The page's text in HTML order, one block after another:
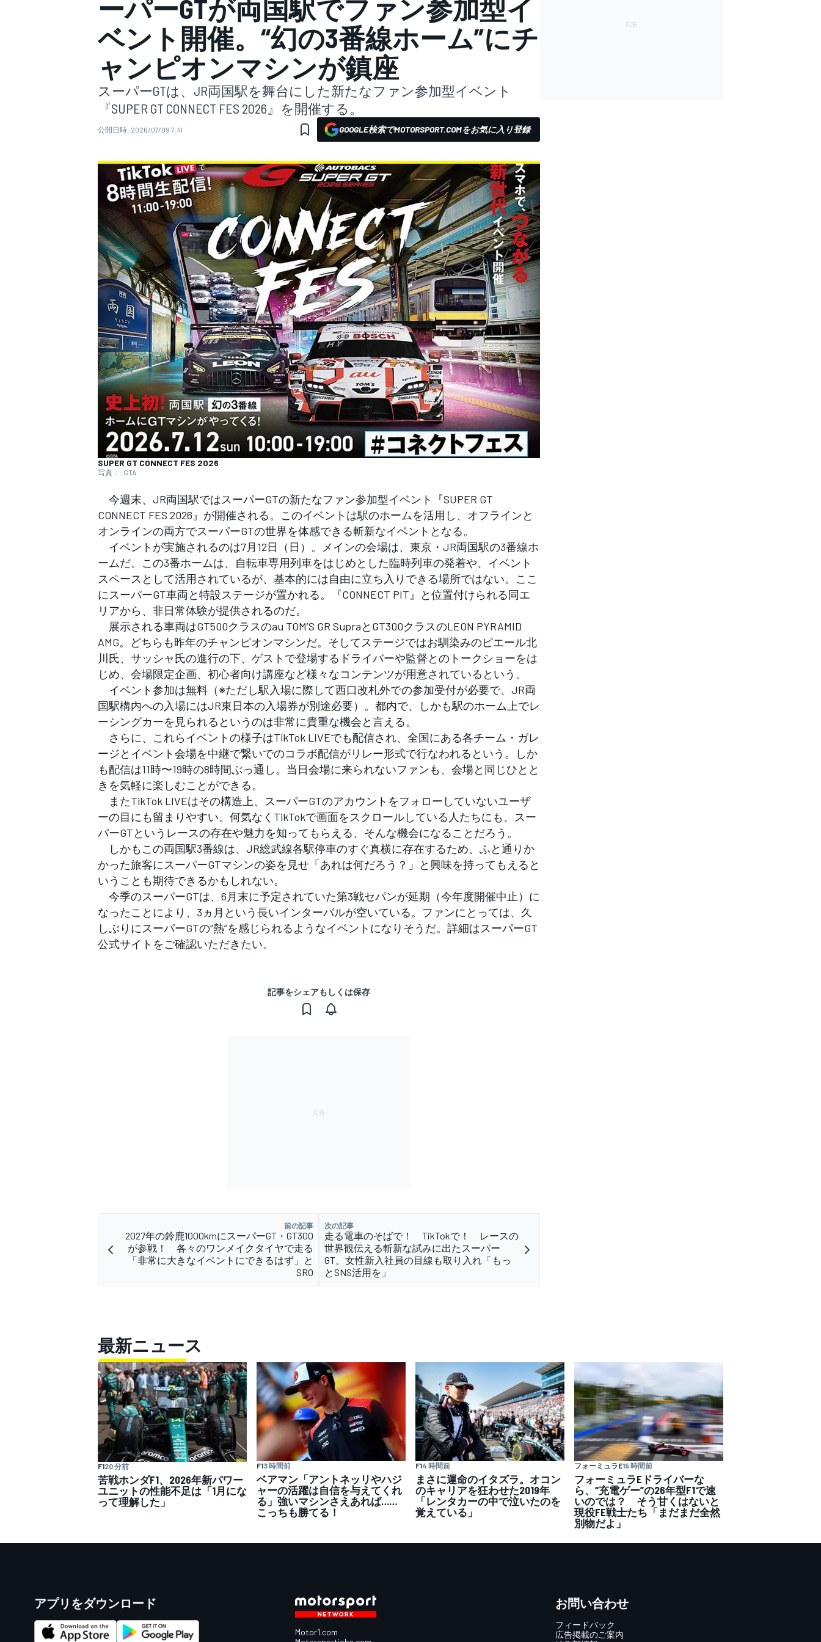
スーパーフォーミュラ
スーパーGT
WEC
フォーミュラE
ーパーGTが両国駅でファン参加型イ
ベント開催。“幻の3番線ホーム”にチ
ャンピオンマシンが鎮座
スーパーGTは、JR両国駅を舞台にした新たなファン参加型イベント
『SUPER GT CONNECT FES 2026』を開催する。
公開日時: 2026/07/09 7:41 GOOGLE検索でMOTORSPORT.COMをお気に入り登録
SUPER GT CONNECT FES 2026
写真：: GTA
今週末、JR両国駅ではスーパーGTの新たなファン参加型イベント『SUPER GT
CONNECT FES 2026』が開催される。このイベントは駅のホームを活用し、オフラインと
オンラインの両方でスーパーGTの世界を体感できる斬新なイベントとなる。
イベントが実施されるのは7月12日（日）。メインの会場は、東京・JR両国駅の3番線ホ
ームだ。この3番ホームは、自転車専用列車をはじめとした臨時列車の発着や、イベント
スペースとして活用されているが、基本的には自由に立ち入りできる場所ではない。ここ
にスーパーGT車両と特設ステージが置かれる。『CONNECT PIT』と位置付けられる同エ
リアから、非日常体験が提供されるのだ。
展示される車両はGT500クラスのau TOM’S GR SupraとGT300クラスのLEON PYRAMID
AMG。どちらも昨年のチャンピオンマシンだ。そしてステージではお馴染みのピエール北
川氏、サッシャ氏の進行の下、ゲストで登場するドライバーや監督とのトークショーをは
じめ、会場限定企画、初心者向け講座など様々なコンテンツが用意されているという。
イベント参加は無料（※ただし駅入場に際して西口改札外での参加受付が必要で、JR両
国駅構内への入場にはJR東日本の入場券が別途必要）。都内で、しかも駅のホーム上でレ
ーシングカーを見られるというのは非常に貴重な機会と言える。
さらに、これらイベントの様子はTikTok LIVEでも配信され、全国にある各チーム・ガレ
ージとイベント会場を中継で繋いでのコラボ配信がリレー形式で行なわれるという。しか
も配信は11時〜19時の8時間ぶっ通し。当日会場に来られないファンも、会場と同じひとと
きを気軽に楽しむことができる。
またTikTok LIVEはその構造上、スーパーGTのアカウントをフォローしていないユーザ
ーの目にも留まりやすい。何気なくTikTokで画面をスクロールしている人たちにも、スー
パーGTというレースの存在や魅力を知ってもらえる、そんな機会になることだろう。
しかもこの両国駅3番線は、JR総武線各駅停車のすぐ真横に存在するため、ふと通りか
かった旅客にスーパーGTマシンの姿を見せ「あれは何だろう？」と興味を持ってもえると
いうことも期待できるかもしれない。
今季のスーパーGTは、6月末に予定されていた第3戦セパンが延期（今年度開催中止）に
なったことにより、3ヵ月という長いインターバルが空いている。ファンにとっては、久
しぶりにスーパーGTの“熱”を感じられるようなイベントになりそうだ。詳細はスーパーGT
公式サイト をご確認いただきたい。
記事をシェアもしくは保存
前の記事
2027年の鈴鹿1000kmにスーパーGT・GT300
が参戦！ 各々のワンメイクタイヤで走る
「非常に大きなイベントにできるはず」と
SRO
次の記事
走る電車のそばで！ TikTokで！ レースの
世界観伝える斬新な試みに出たスーパー
GT。女性新入社員の目線も取り入れ「もっ
とSNS活用を」
最新ニュース
F120 分前
苦戦ホンダF1、2026年新パワー
ユニットの性能不足は「1月にな
って理解した」
F13 時間前
ベアマン「アントネッリやハジ
ャーの活躍は自信を与えてくれ
る」強いマシンさえあれば……
こっちも勝てる！
F14 時間前
まさに運命のイタズラ。オコン
のキャリアを狂わせた2019年
「レンタカーの中で泣いたのを
覚えている」
フォーミュラE15 時間前
フォーミュラEドライバーな
ら、“充電ゲー”の26年型F1で速
いのでは？ そう甘くはないと
現役FE戦士たち「まだまだ全然
別物だよ」
アプリをダウンロード
Motor1.com
お問い合わせ
フィードバック
広告掲載のご案内